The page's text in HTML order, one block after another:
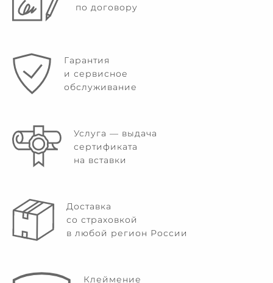
по договору
Гарантия
и сервисное
обслуживание
Услуга — выдача
сертификата
на вставки
Доставка
со страховкой
в любой регион России
Клеймение